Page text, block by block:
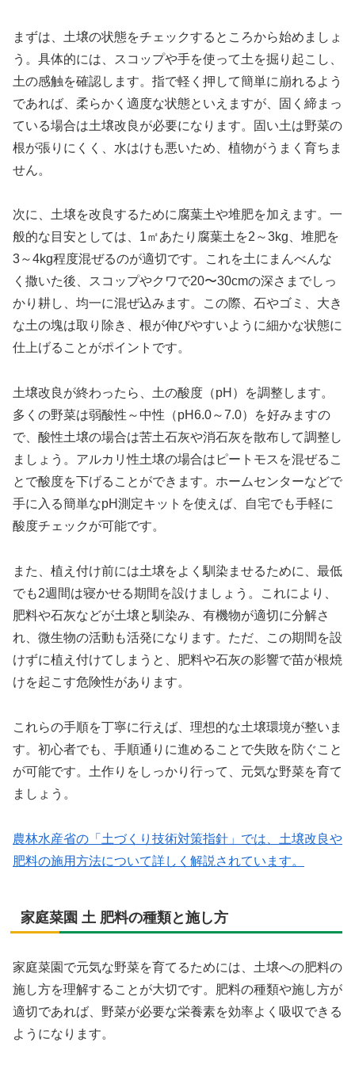
まずは、土壌の状態をチェックするところから始めましょ
う。具体的には、スコップや手を使って土を掘り起こし、
土の感触を確認します。指で軽く押して簡単に崩れるよう
であれば、柔らかく適度な状態といえますが、固く締まっ
ている場合は土壌改良が必要になります。固い土は野菜の
根が張りにくく、水はけも悪いため、植物がうまく育ちま
せん。
次に、土壌を改良するために腐葉土や堆肥を加えます。一
般的な目安としては、1㎡あたり腐葉土を2～3kg、堆肥を
3～4kg程度混ぜるのが適切です。これを土にまんべんな
く撒いた後、スコップやクワで20〜30cmの深さまでしっ
かり耕し、均一に混ぜ込みます。この際、石やゴミ、大き
な土の塊は取り除き、根が伸びやすいように細かな状態に
仕上げることがポイントです。
土壌改良が終わったら、土の酸度（pH）を調整します。
多くの野菜は弱酸性～中性（pH6.0～7.0）を好みますの
で、酸性土壌の場合は苦土石灰や消石灰を散布して調整し
ましょう。アルカリ性土壌の場合はピートモスを混ぜるこ
とで酸度を下げることができます。ホームセンターなどで
手に入る簡単なpH測定キットを使えば、自宅でも手軽に
酸度チェックが可能です。
また、植え付け前には土壌をよく馴染ませるために、最低
でも2週間は寝かせる期間を設けましょう。これにより、
肥料や石灰などが土壌と馴染み、有機物が適切に分解さ
れ、微生物の活動も活発になります。ただ、この期間を設
けずに植え付けてしまうと、肥料や石灰の影響で苗が根焼
けを起こす危険性があります。
これらの手順を丁寧に行えば、理想的な土壌環境が整いま
す。初心者でも、手順通りに進めることで失敗を防ぐこと
が可能です。土作りをしっかり行って、元気な野菜を育て
ましょう。
農林水産省の「土づくり技術対策指針」では、土壌改良や
肥料の施用方法について詳しく解説されています。
家庭菜園 土 肥料の種類と施し方
家庭菜園で元気な野菜を育てるためには、土壌への肥料の
施し方を理解することが大切です。肥料の種類や施し方が
適切であれば、野菜が必要な栄養素を効率よく吸収できる
ようになります。